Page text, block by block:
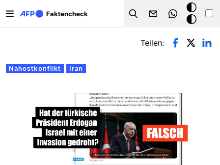
Faktencheck
Search
Dark
Mode
Primäre Reiter
Nahostkonflikt Iran
Teilen: